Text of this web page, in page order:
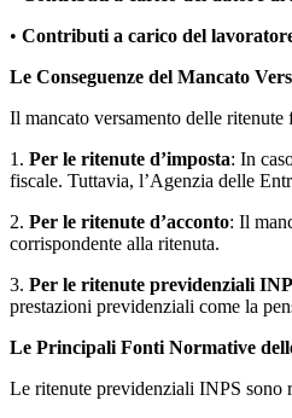
• Contributi a carico del
Le Conseguenze del Mancato
Il mancato versamento delle
1. Per le ritenute d’imposta: In
fiscale. Tuttavia, l’Agenzia delle
2. Per le ritenute d’acconto: Il
corrispondente alla ritenuta.
3. Per le ritenute previdenziali
prestazioni previdenziali come la
Le Principali Fonti Normative
Le ritenute previdenziali INPS sono